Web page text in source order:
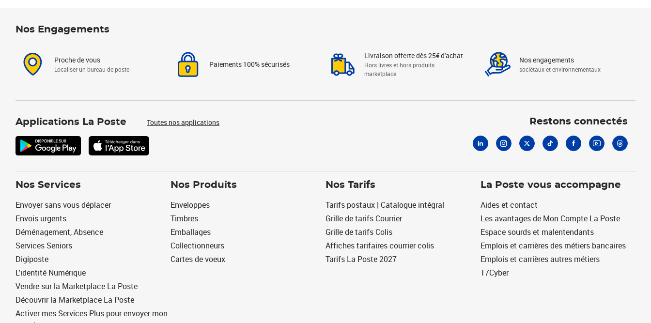
Nos Engagements
Proche de vous
Localiser un bureau de poste
Paiements 100% sécurisés
Livraison offerte dès 25€ d'achat
Hors livres et hors produits
marketplace
Nos engagements
sociétaux et environnementaux
Applications La Poste Toutes nos applications Restons connectés
Nos Services
Envoyer sans vous déplacer
Envois urgents
Déménagement, Absence
Services Seniors
Digiposte
L'identité Numérique
Vendre sur la Marketplace La Poste
Découvrir la Marketplace La Poste
Activer mes Services Plus pour envoyer mon
Nos Produits
Enveloppes
Timbres
Emballages
Collectionneurs
Cartes de voeux
Nos Tarifs
Tarifs postaux | Catalogue intégral
Grille de tarifs Courrier
Grille de tarifs Colis
Affiches tarifaires courrier colis
Tarifs La Poste 2027
La Poste vous accompagne
Aides et contact
Les avantages de Mon Compte La Poste
Espace sourds et malentendants
Emplois et carrières des métiers bancaires
Emplois et carrières autres métiers
17Cyber